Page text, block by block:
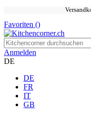
Favoriten ()
Anmelden
DE
DE
FR
IT
GB